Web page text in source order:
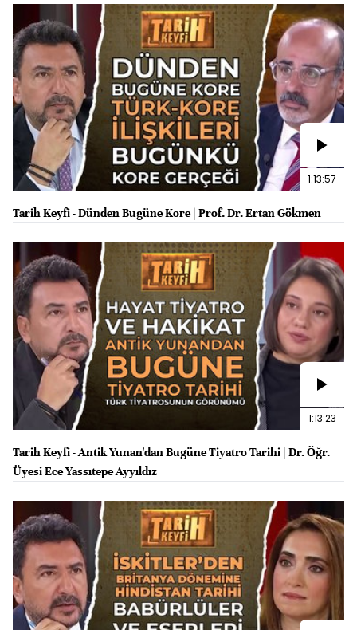
1:13:57
Tarih Keyfi - Dünden Bugüne Kore | Prof. Dr. Ertan Gökmen
1:13:23
Tarih Keyfi - Antik Yunan'dan Bugüne Tiyatro Tarihi | Dr. Öğr.
Üyesi Ece Yassıtepe Ayyıldız